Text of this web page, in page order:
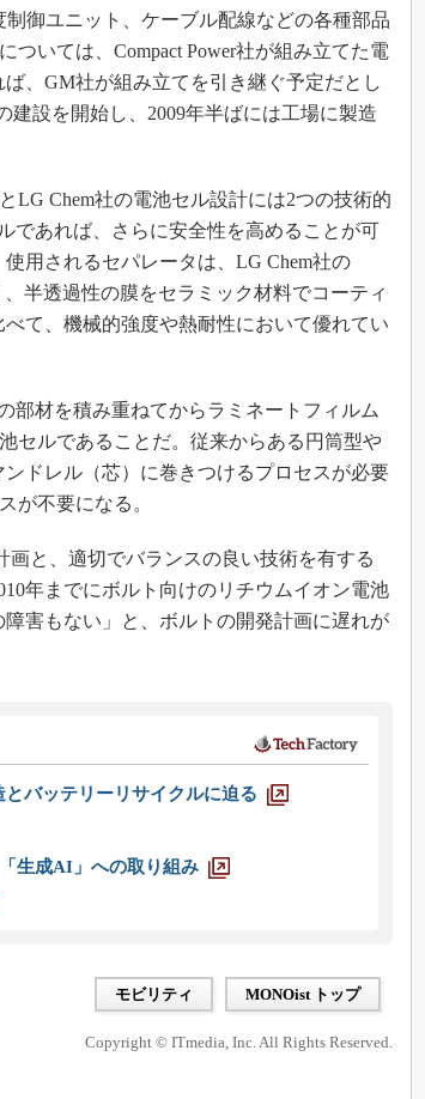
御ユニット、ケーブル配線などの各種部品
いては、Compact Power社が組み立てた電
、GM社が組み立てを引き継ぐ予定だとし
建設を開始し、2009年半ばには工場に製造
LG Chem社の電池セル設計には2つの技術的
であれば、さらに安全性を高めることが可
用されるセパレータは、LG Chem社の
、半透過性の膜をセラミック材料でコーティ
て、機械的強度や熱耐性において優れてい
材を積み重ねてからラミネートフィルム
セルであることだ。従来からある円筒型や
ドレル（芯）に巻きつけるプロセスが必要
が不要になる。
と、適切でバランスの良い技術を有する
年までにボルト向けのリチウムイオン電池
害もない」と、ボルトの開発計画に遅れが
バッテリーリサイクルに迫る
生成AI」への取り組み
モビリティ MONOist トップ
Copyright © ITmedia, Inc. All Rights Reserved.